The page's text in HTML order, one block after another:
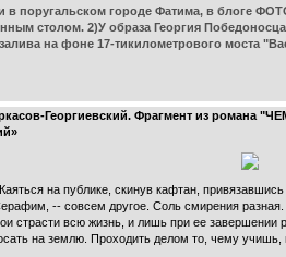
поругальском городе Фатима, в блоге
столом. 2)У образа Георгия
на фоне 17-тикилометрового моста
Георгиевский. Фрагмент из романа
на публике, скинув кафтан,
-- совсем другое. Соль смирения
страсти всю жизнь, и лишь при ее
на землю. Проходить делом то, чему